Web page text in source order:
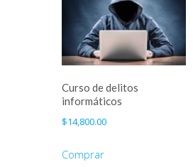
Curso de delitos
informáticos
$14,800.00
Comprar